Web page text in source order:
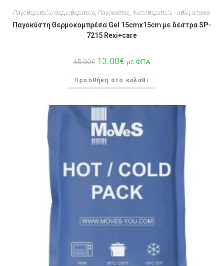
Παγοθεραπεία/Θερμοθεραπεία, Παγοκύστες, Φυσιοθεραπεία - αθληιατρικά
Παγοκύστη Θερμοκομπρέσα Gel 15cmx15cm με δέστρα SP-
7215 Rexi+care
15.00€ 13.00€ με ΦΠΑ
Προσθήκη στο καλάθι